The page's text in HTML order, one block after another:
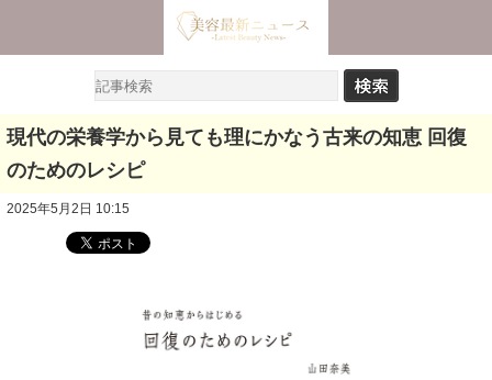
現代の栄養学から見ても理にかなう古来の知恵 回復
のためのレシピ
2025年5月2日 10:15